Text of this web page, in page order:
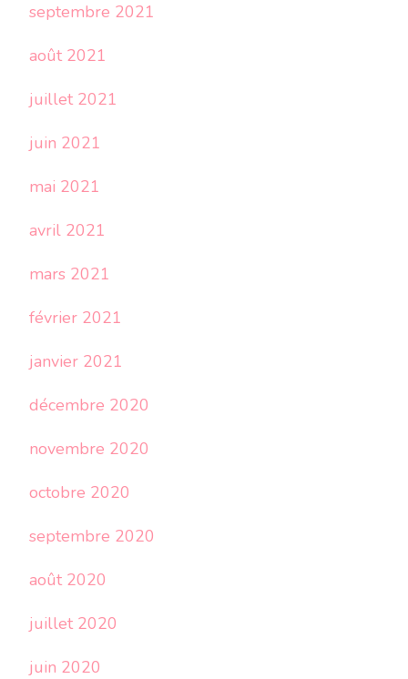
septembre 2021
août 2021
juillet 2021
juin 2021
mai 2021
avril 2021
mars 2021
février 2021
janvier 2021
décembre 2020
novembre 2020
octobre 2020
septembre 2020
août 2020
juillet 2020
juin 2020